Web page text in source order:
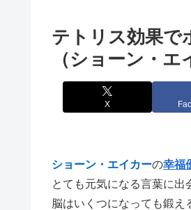
テトリス効果で
（ショーン・
X
ショーン・エイカーの幸福
とても元気になる言葉に出
脳はいくつになっても鍛え